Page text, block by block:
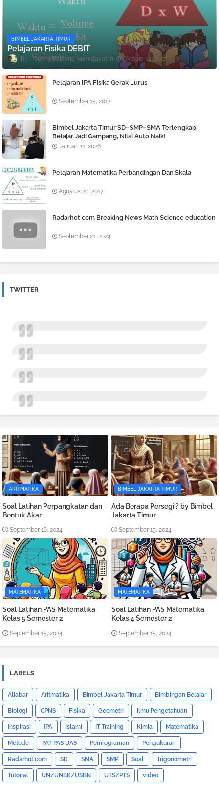
BIMBEL JAKARTA TIMUR
Pelajaran Fisika DEBIT
Denny Febiana Nurhidayat Oktober 14, 2017
Pelajaran IPA Fisika Gerak Lurus
September 15, 2017
Bimbel Jakarta Timur SD–SMP–SMA Terlengkap:
Belajar Jadi Gampang, Nilai Auto Naik!
Januari 11, 2026
Pelajaran Matematika Perbandingan Dan Skala
Agustus 20, 2017
Radarhot com Breaking News Math Science education
September 21, 2024
TWITTER
ARITMATIKA
Soal Latihan Perpangkatan dan
Bentuk Akar
September 16, 2024
BIMBEL JAKARTA TIMUR
Ada Berapa Persegi ? by Bimbel
Jakarta Timur
September 15, 2024
MATEMATIKA
Soal Latihan PAS Matematika
Kelas 5 Semester 2
September 15, 2024
MATEMATIKA
Soal Latihan PAS Matematika
Kelas 4 Semester 2
September 15, 2024
LABELS
Aljabar Aritmatika Bimbel Jakarta Timur Bimbingan Belajar
Biologi CPNS Fisika Geometri Ilmu Pengetahuan
Inspirasi IPA Islami IT Training Kimia Matematika
Metode PAT PAS UAS Pemrograman Pengukuran
Radarhot com SD SMA SMP Soal Trigonometri
Tutorial UN/UNBK/USBN UTS/PTS video